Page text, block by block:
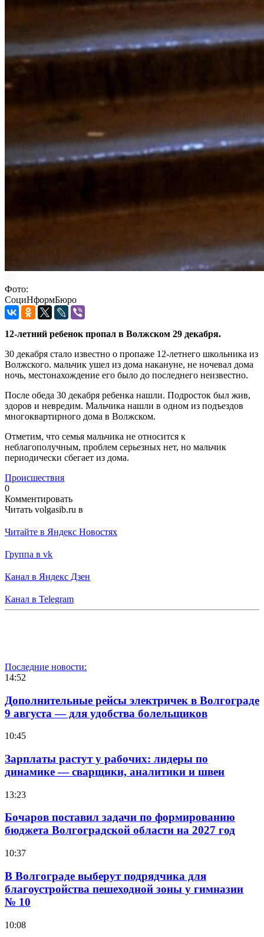
Фото:
СоциНформБюро
12-летний ребенок пропал в Волжском 29 декабря.
30 декабря стало известно о пропаже 12-летнего школьника из
Волжского. мальчик ушел из дома накануне, не ночевал дома
ночь, местонахождение его было до последнего неизвестно.
После обеда 30 декабря ребенка нашли. Подросток был жив,
здоров и невредим. Мальчика нашли в одном из подъездов
многоквартирного дома в Волжском.
Отметим, что семья мальчика не относится к
неблагополучным, проблем серьезных нет, но мальчик
периодически сбегает из дома.
Происшествия
0
Комментировать
Читать volgasib.ru в
Читайте в Яндекс Новостях
Группа в vk
Канал в Яндекс Дзен
Канал в Telegram
Последние новости:
14:52
Дополнительные рейсы электричек в Волгограде
9 августа — для удобства болельщиков
10:45
Зарплаты растут у рабочих: лидеры по
динамике — сварщики, аналитики и швеи
13:23
Бочаров поставил задачи по формированию
бюджета Волгоградской области на 2027 год
10:37
В Волгограде выберут подрядчика для
благоустройства пешеходной зоны у гимназии
№ 10
10:08